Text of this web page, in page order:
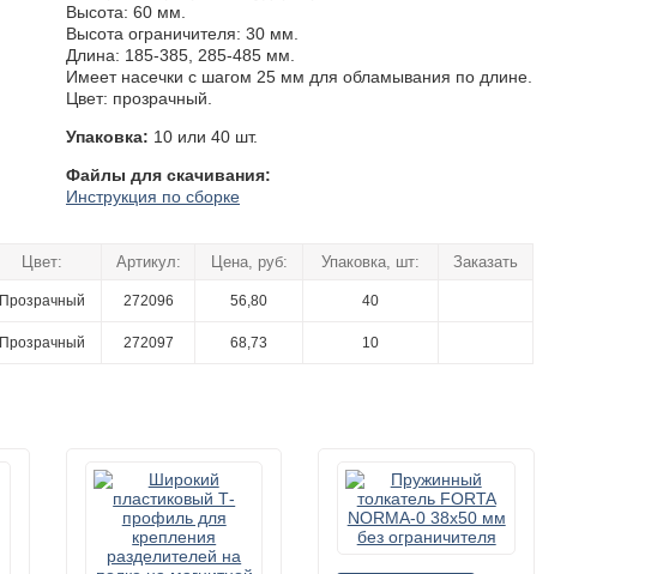
Высота: 60 мм.
Высота ограничителя: 30 мм.
Длина: 185-385, 285-485 мм.
Имеет насечки с шагом 25 мм для обламывания по длине.
Цвет: прозрачный.
Упаковка: 10 или 40 шт.
Файлы для скачивания:
Инструкция по сборке
Цвет: Артикул: Цена, руб: Упаковка, шт: Заказать
Прозрачный 272096 56,80 40
Прозрачный 272097 68,73 10